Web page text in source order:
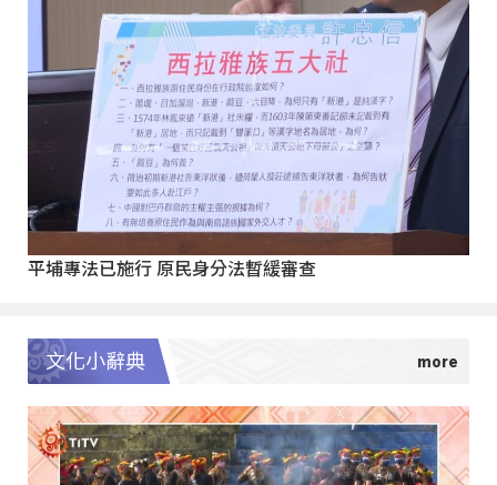
平埔專法已施行 原民身分法暫緩審查
文化小辭典